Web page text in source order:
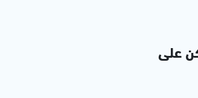
على